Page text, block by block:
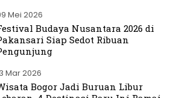
Mei 2026
Budaya Nusantara 2026 di
Siap Sedot Ribuan
Mar 2026
Bogor Jadi Buruan Libur